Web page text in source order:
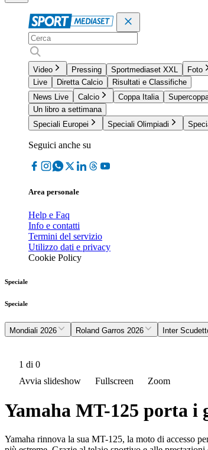
Video Pressing Sportmediaset XXL
Foto
Live
Diretta Calcio
Risultati e Classifiche
News Live
Calcio Coppa Italia
Un libro a settimana
Speciali Europei
Speciali Olimpiadi
Seguici anche su
Area personale
Help e Faq
Info e contatti
Termini del servizio
Utilizzo dati e privacy
Cookie Policy
Speciale
Speciale
Mondiali 2026 Roland Garros 2026 Inter
1 di 0
Avvia slideshow
Fullscreen Zoom
Yamaha MT-125 porta i
Yamaha rinnova la sua MT-125, la moto di accesso